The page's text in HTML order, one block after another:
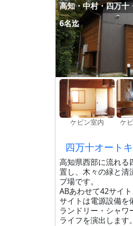
高知・中村・四万十
6名迄
ケビン室内 ケ
四万十オート
高知県西部に流れる
置し、木々の緑と清
プ場です。
ABあわせて42サイ
サイトは電源設備を
ランドリー・シャワ
ライフを演出します。